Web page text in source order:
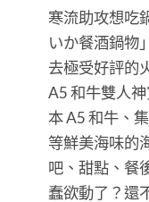
寒流助攻想吃
いか餐酒鍋物
去極受好評的
A5 和牛雙人
本 A5 和牛、
等鮮美海味的
吧、甜點、餐
蠢欲動了？還